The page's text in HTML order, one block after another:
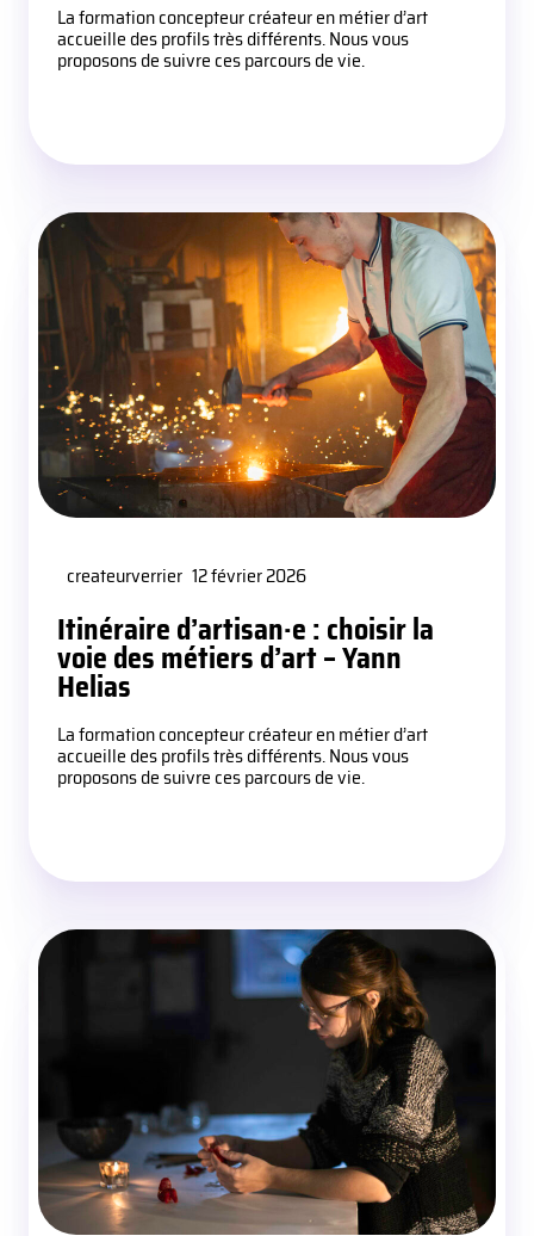
La formation concepteur créateur en métier d’art
accueille des profils très différents. Nous vous
proposons de suivre ces parcours de vie.
createurverrier 12 février 2026
Itinéraire d’artisan·e : choisir la
voie des métiers d’art – Yann
Helias
La formation concepteur créateur en métier d’art
accueille des profils très différents. Nous vous
proposons de suivre ces parcours de vie.